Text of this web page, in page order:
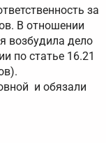
за
В отношении
возбудила дело
по статье 16.21
и обязали